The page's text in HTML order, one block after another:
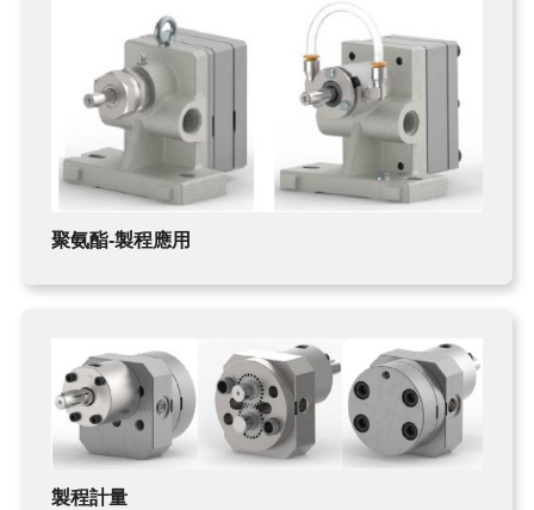
FOT PUMPS
MVV GEAR PUMPS
熱熔膠–雙出口端
丙烯酸（壓克力）解決方案
聚氨酯-製程應用
製程計量